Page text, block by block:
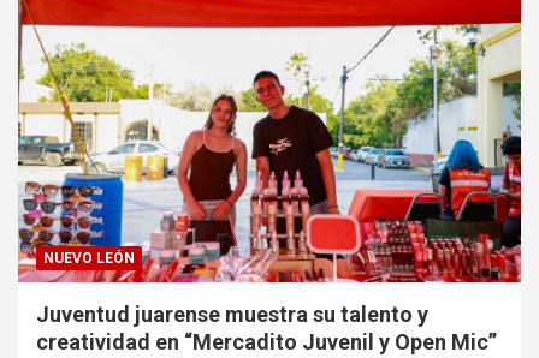
NUEVO LEÓN
Juventud juarense muestra su talento y
creatividad en “Mercadito Juvenil y Open Mic”